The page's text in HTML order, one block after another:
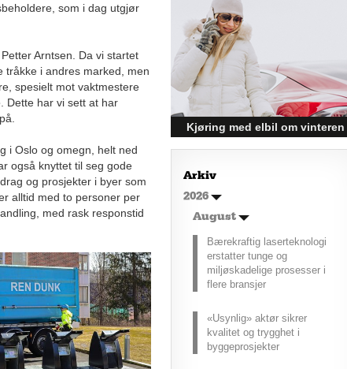
som i dag utgjør
Arntsen. Da vi startet
tråkke i andres marked, men
spesielt mot vaktmestere
Dette har vi sett at har
i Oslo og omegn, helt ned
også knyttet til seg gode
og prosjekter i byer som
alltid med to personer per
med rask responstid
Kroatia forbindes ofte med sol,
bading og klart hav, men landet
har langt flere sider enn det
førsteinntrykket mange sitter igjen
med.
Kjøring med elbil om vinteren
– hvordan få bedre
rekkevidde?
Elbiler (EV) representerer
fremtiden for transport, men deres
effektivitet under utfordrende
utfordring.
Arkiv
2026
August
Bærekraftig laserteknologi
erstatter tunge og
miljøskadelige prosesser i
flere bransjer
«Usynlig» aktør sikrer
kvalitet og trygghet i
byggeprosjekter